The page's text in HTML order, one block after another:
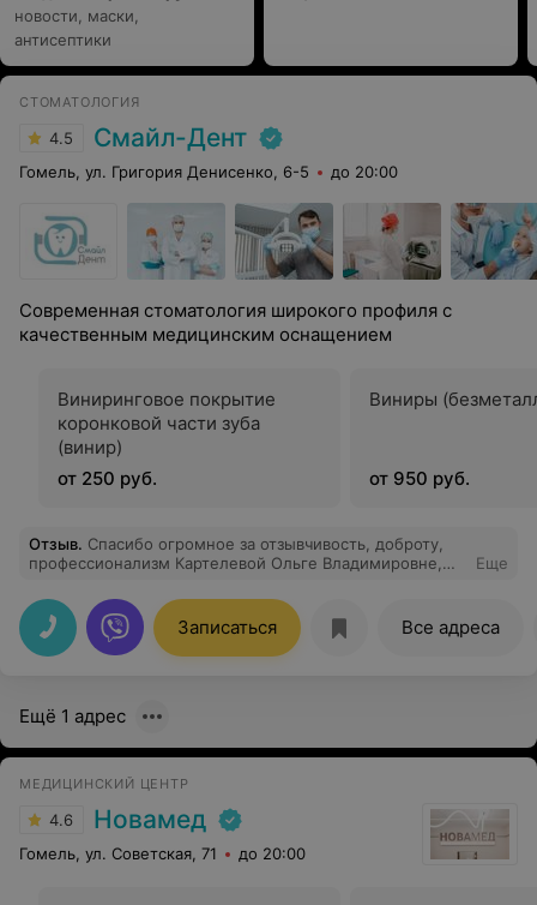
стоматология. Всем знакомым советую только эту
клинику. Спасибо добрым стоматологам!
новости, маски,
антисептики
СТОМАТОЛОГИЯ
4.5 Смайл-Дент
Гомель, ул. Григория Денисенко, 6-5 до 20:00
Современная стоматология широкого профиля с
качественным медицинским оснащением
Виниринговое покрытие
коронковой части зуба
(винир)
от 250 руб.
Виниры
от 950 руб.
Отзыв. Спасибо огромное за отзывчивость, доброту,
профессионализм Картелевой Ольге Владимировне,
Валерьевичу.Нужна была срочно помощь (
восстановление разрушенного переднего
зуба).Проблема была решена очень быстро.Отличная
стоматология, оборудование, сплоченый коллектив,
Еще
Записаться Все адреса
Ещё 1 адрес
МЕДИЦИНСКИЙ ЦЕНТР
4.6 Новамед
Гомель, ул. Советская, 71 до 20:00